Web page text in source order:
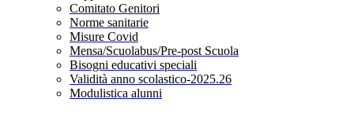
Comitato Genitori
Norme sanitarie
Misure Covid
Mensa/Scuolabus/Pre-post Scuola
Bisogni educativi speciali
Validità anno scolastico-2025.26
Modulistica alunni